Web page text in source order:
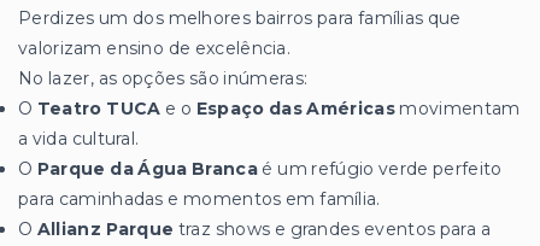
Perdizes um dos melhores bairros para famílias que
valorizam ensino de excelência.
No lazer, as opções são inúmeras:
O Teatro TUCA e o Espaço das Américasmovimentam
a vida cultural.
O Parque da Água Brancaé um refúgio verde perfeito
para caminhadas e momentos em família.
O Allianz Parque traz shows e grandes eventos para a